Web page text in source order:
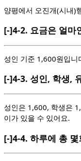
양평에서 오진개(시내)
[-]4-2. 요금은 얼마
성인 기준 1,600원입니
[-]4-3. 성인, 학생,
성인은 1,600, 학생은
이가 있을 수 있어요.
[-]4-4. 하루에 총